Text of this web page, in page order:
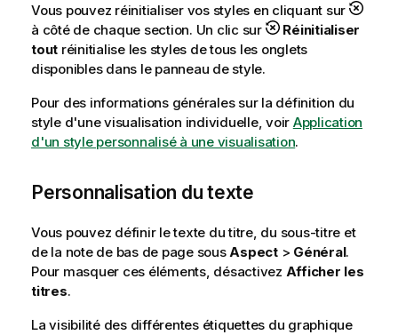
Vous pouvez réinitialiser vos styles en cliquant sur
à côté de chaque section. Un clic sur
Réinitialiser
tout réinitialise les styles de tous les onglets
disponibles dans le panneau de style.
Pour des informations générales sur la définition du
style d'une visualisation individuelle, voir Application
d'un style personnalisé à une visualisation.
Personnalisation du texte
Vous pouvez définir le texte du titre, du sous-titre et
de la note de bas de page sousAspect> Général.
Pour masquer ces éléments, désactivez Afficher les
titres.
La visibilité des différentes étiquettes du graphique